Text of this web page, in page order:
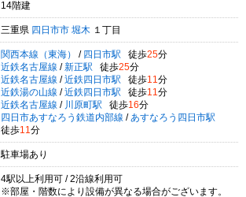
14階建
三重県 四日市市 堀木 １丁目
関西本線（東海） / 四日市駅 徒歩25分
近鉄名古屋線 / 新正駅 徒歩25分
近鉄名古屋線 / 近鉄四日市駅 徒歩11 分
近鉄湯の山線 / 近鉄四日市駅 徒歩11 分
近鉄名古屋線 / 川原町駅 徒歩16分
四日市あすなろう鉄道内部線 / あすなろう四日市駅
徒歩11 分
駐車場あり
4駅以上利用可 / 2沿線利用可
※部屋・階数により設備が異なる場合がございます。